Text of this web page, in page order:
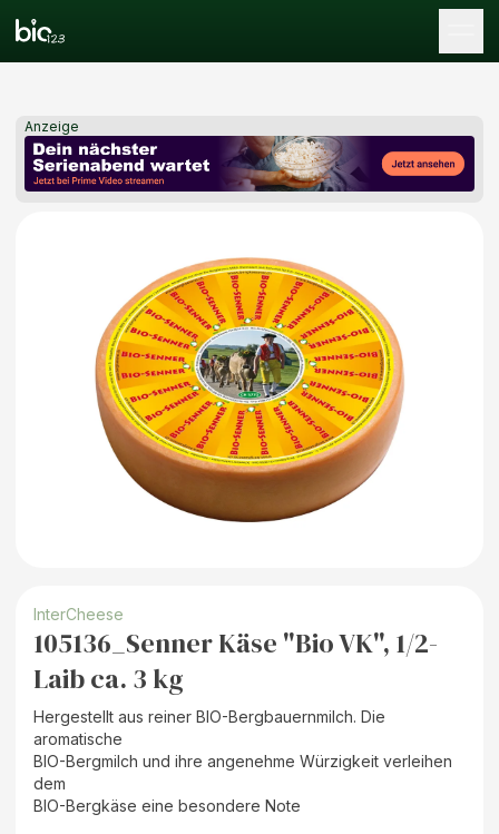
Anzeige
InterCheese
105136_Senner Käse "Bio VK", 1/2-
Laib ca. 3 kg
Hergestellt aus reiner BIO-Bergbauernmilch. Die
aromatische
BIO-Bergmilch und ihre angenehme Würzigkeit verleihen
dem
BIO-Bergkäse eine besondere Note